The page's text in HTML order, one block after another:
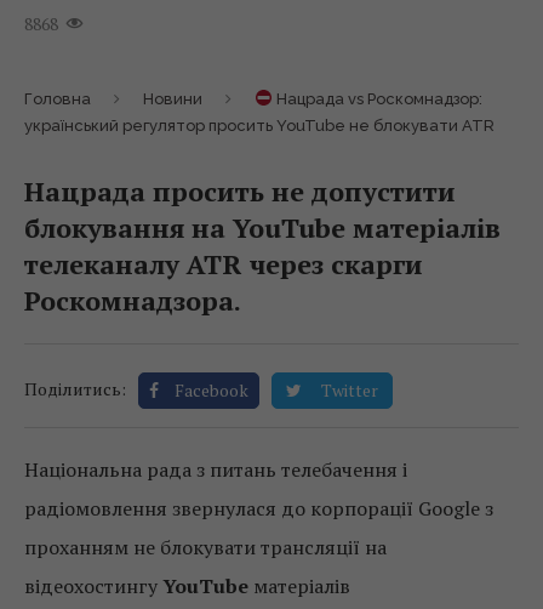
8868
Головна Новини
Нацрада vs Роскомнадзор:
український регулятор просить YouTube не блокувати ATR
Нацрада просить не допустити
блокування на YouTube матеріалів
телеканалу ATR через скарги
Роскомнадзора.
Поділитись: Facebook Twitter
Національна рада з питань телебачення і
радіомовлення звернулася до корпорації Google з
проханням не блокувати трансляції на
відеохостингуYouTube матеріалів